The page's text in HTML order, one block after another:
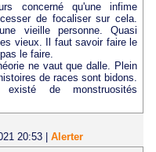
concerné qu'une infime
de focaliser sur cela.
vieille personne. Quasi
vieux. Il faut savoir faire le
le faire.
ne vaut que dalle. Plein
de races sont bidons.
de monstruosités
20:53
Alerter